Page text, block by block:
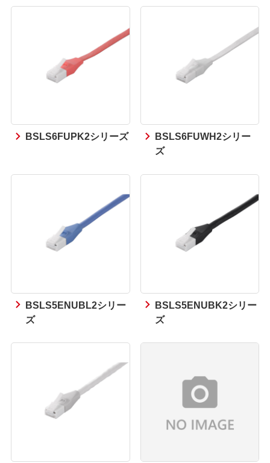
BSLS6FUPK2シリーズ
BSLS6FUWH2シリー
ズ
BSLS5ENUBL2シリー
ズ
BSLS5ENUBK2シリー
ズ